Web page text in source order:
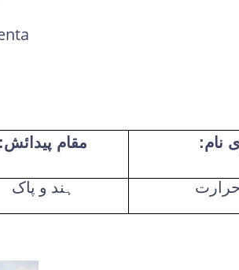
نام: مقام پیدائش:
ہند و پاک